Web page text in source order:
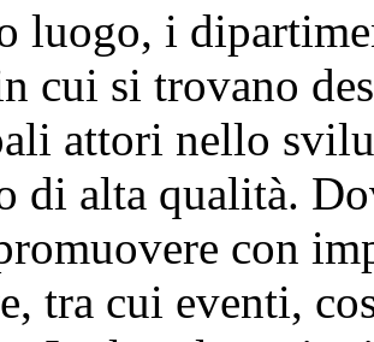
luogo, i
cui si trovano
attori nello
di alta qualità.
con
tra cui eventi,